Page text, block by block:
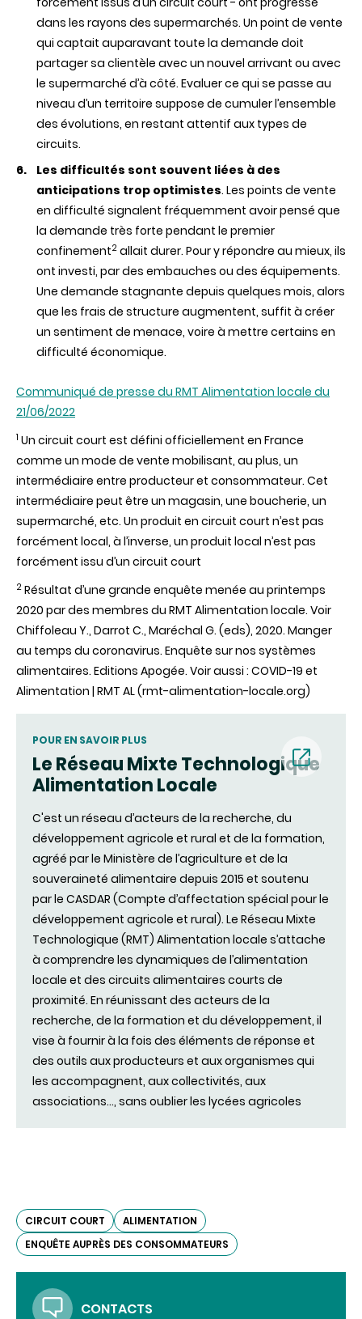
dans les rayons des supermarchés. Un point de vente
qui captait auparavant toute la demande doit
partager sa clientèle avec un nouvel arrivant ou avec
le supermarché d’à côté. Evaluer ce qui se passe au
niveau d’un territoire suppose de cumuler l’ensemble
des évolutions, en restant attentif aux types de
circuits.
Les difficultés sont souvent liées à des
anticipations trop optimistes. Les points de vente
en difficulté signalent fréquemment avoir pensé que
la demande très forte pendant le premier
confinement2 allait durer. Pour y répondre au mieux, ils
ont investi, par des embauches ou des équipements.
Une demande stagnante depuis quelques mois, alors
que les frais de structure augmentent, suffit à créer
un sentiment de menace, voire à mettre certains en
difficulté économique.
Communiqué de presse du RMT Alimentation locale du
21/06/2022
1 Un circuit court est défini officiellement en France
comme un mode de vente mobilisant, au plus, un
intermédiaire entre producteur et consommateur. Cet
intermédiaire peut être un magasin, une boucherie, un
supermarché, etc. Un produit en circuit court n’est pas
forcément local, à l’inverse, un produit local n’est pas
forcément issu d’un circuit court
2 Résultat d’une grande enquête menée au printemps
2020 par des membres du RMT Alimentation locale. Voir
Chiffoleau Y., Darrot C., Maréchal G. (eds), 2020. Manger
au temps du coronavirus. Enquête sur nos systèmes
alimentaires. Editions Apogée. Voir aussi : COVID-19 et
Alimentation | RMT AL (rmt-alimentation-locale.org)
POUR EN SAVOIR PLUS
Le Réseau Mixte Technologique
Alimentation Locale
fenêtre)
C'est un réseau d’acteurs de la recherche, du
développement agricole et rural et de la formation,
agréé par le Ministère de l’agriculture et de la
souveraineté alimentaire depuis 2015 et soutenu
par le CASDAR (Compte d’affectation spécial pour le
développement agricole et rural). Le Réseau Mixte
Technologique (RMT) Alimentation locale s’attache
à comprendre les dynamiques de l’alimentation
locale et des circuits alimentaires courts de
proximité. En réunissant des acteurs de la
recherche, de la formation et du développement, il
vise à fournir à la fois des éléments de réponse et
des outils aux producteurs et aux organismes qui
les accompagnent, aux collectivités, aux
associations..., sans oublier les lycées agricoles
CIRCUIT COURT
ALIMENTATION
ENQUÊTE AUPRÈS DES CONSOMMATEURS
CONTACTS